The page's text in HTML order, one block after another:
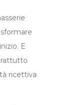
E
ricettiva